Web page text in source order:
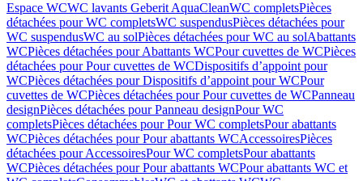
Espace WCWC lavants Geberit AquaCleanWC completsPièces
détachées pour WC completsWC suspendusPièces détachées pour
WC suspendusWC au solPièces détachées pour WC au solAbattants
WCPièces détachées pour Abattants WCPour cuvettes de WCPièces
détachées pour Pour cuvettes de WCDispositifs d’appoint pour
WCPièces détachées pour Dispositifs d’appoint pour WCPour
cuvettes de WCPièces détachées pour Pour cuvettes de WCPanneau
designPièces détachées pour Panneau designPour WC
completsPièces détachées pour Pour WC completsPour abattants
WCPièces détachées pour Pour abattants WCAccessoiresPièces
détachées pour AccessoiresPour WC completsPour abattants
WCPièces détachées pour Pour abattants WCPour abattants WC et